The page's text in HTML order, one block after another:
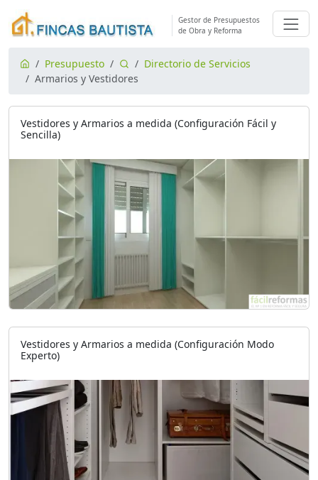
Gestor de Presupuestos
de Obra y Reforma
Presupuesto
Directorio de Servicios
Armarios y Vestidores
Vestidores y Armarios a medida (Configuración Fácil y
Sencilla)
Vestidores y Armarios a medida (Configuración Modo
Experto)